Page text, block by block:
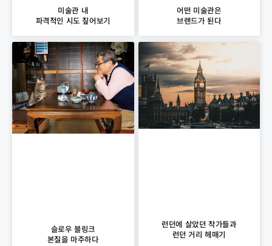
미술관 내
파격적인 시도 짚어보기
어떤 미술관은
브랜드가 된다
슬로우 블링크
본질을 마주하다
런던에 살았던 작가들과
런던 거리 헤매기